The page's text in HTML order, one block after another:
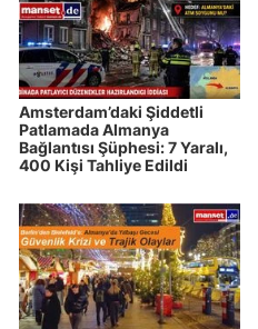
Amsterdam’daki Şiddetli
Patlamada Almanya
Bağlantısı Şüphesi: 7 Yaralı,
400 Kişi Tahliye Edildi